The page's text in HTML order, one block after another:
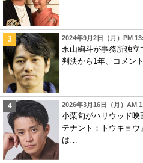
2024年9月2日（月）PM
永山絢斗が事務所独
判決から1年、コメン
2026年3月16日（月）AM
小栗旬がハリウッド映
テナント：トウキョ
は…